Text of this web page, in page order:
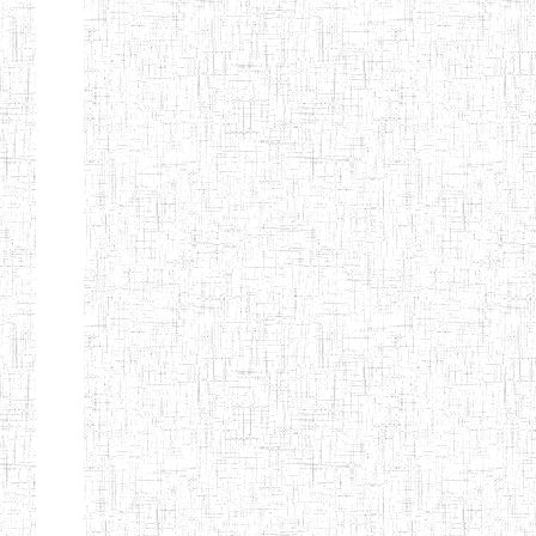
Etablissements
d'enseignement
secondaire
technique
et
professionnel
ESTP
Etablissements